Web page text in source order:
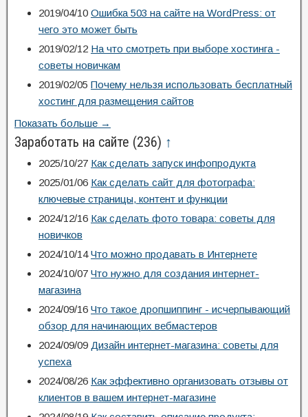
2019/04/10 Ошибка 503 на сайте на WordPress: от
чего это может быть
2019/02/12 На что смотреть при выборе хостинга -
советы новичкам
2019/02/05 Почему нельзя использовать бесплатный
хостинг для размещения сайтов
Показать больше →
Заработать на сайте (236) ↑
2025/10/27 Как сделать запуск инфопродукта
2025/01/06 Как сделать сайт для фотографа:
ключевые страницы, контент и функции
2024/12/16 Как сделать фото товара: советы для
новичков
2024/10/14 Что можно продавать в Интернете
2024/10/07 Что нужно для создания интернет-
магазина
2024/09/16 Что такое дропшиппинг - исчерпывающий
обзор для начинающих вебмастеров
2024/09/09 Дизайн интернет-магазина: советы для
успеха
2024/08/26 Как эффективно организовать отзывы от
клиентов в вашем интернет-магазине